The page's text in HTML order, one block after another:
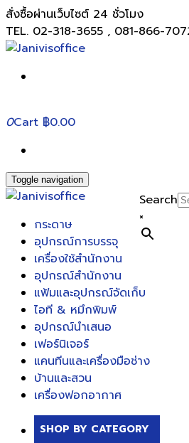
สั่งซื้อผ่านเว็บไซต์ 24 ชั่วโมง
TEL. 02-318-3655 , 081-866-
0Cart ฿0.00
Toggle navigation
Search
×
กระดาษ
อุปกรณ์การบรรจุ
เครื่องใช้สำนักงาน
อุปกรณ์สำนักงาน
แฟ้มและอุปกรณ์จัดเก็บ
ไอที & หมึกพิมพ์
อุปกรณ์นำเสนอ
เฟอร์นิเจอร์
แคนทีนและเครื่องมือช่าง
บ้านและสวน
เครื่องฟอกอากาศ
SHOP BY CATEGORY